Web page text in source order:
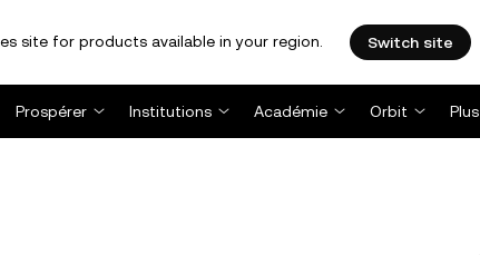
site for products available in your region. Switch site
Prospérer Institutions Académie Orbit Plus